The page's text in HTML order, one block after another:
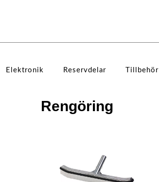
Elektronik Reservdelar Tillbehör
Rengöring